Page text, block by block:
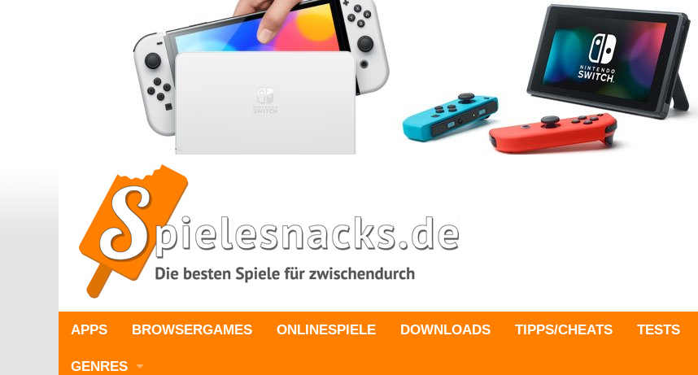
APPS BROWSERGAMES ONLINESPIELE DOWNLOADS TIPPS/CHEATS TESTS
GENRES